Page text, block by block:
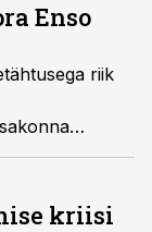
Enso
riik
kriisi